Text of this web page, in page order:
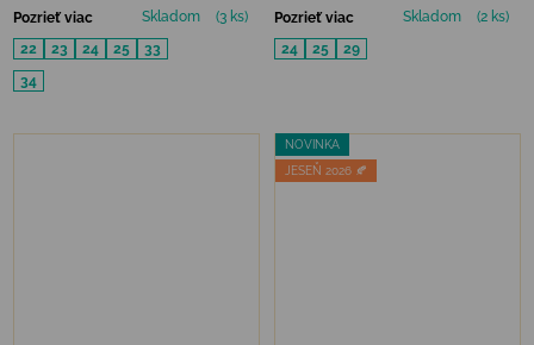
Pozrieť viac Skladom
(3 ks)
22
23 24 25
33
34
Pozrieť viac Skladom
(2 ks)
24
25 29
NOVINKA
JESEŇ 2026 🍂